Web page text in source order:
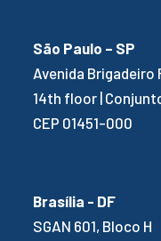
São Paulo – SP
Avenida Brigadeiro
14th floor |
CEP 01451-000
Brasília - DF
SGAN 601, Bloco H